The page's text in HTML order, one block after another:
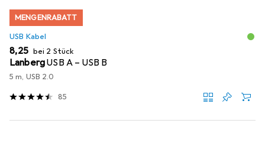
MENGENRABATT
USB Kabel
EUR
8,25 bei 2 Stück
LanbergUSB A – USB B
5 m, USB 2.0
85